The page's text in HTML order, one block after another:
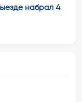
набрал 4